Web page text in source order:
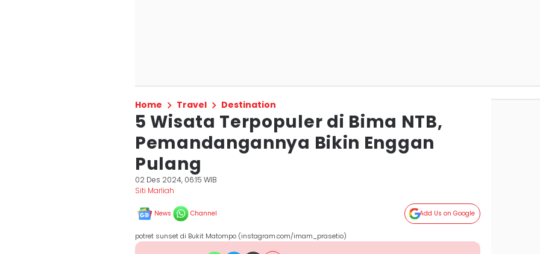
Home Travel Destination
5 Wisata Terpopuler di Bima NTB,
Pemandangannya Bikin Enggan
Pulang
02 Des 2024, 06:15 WIB
Siti Marliah
News Channel Add Us on Google
potret sunset di Bukit Matompo (instagram.com/imam_prasetio)